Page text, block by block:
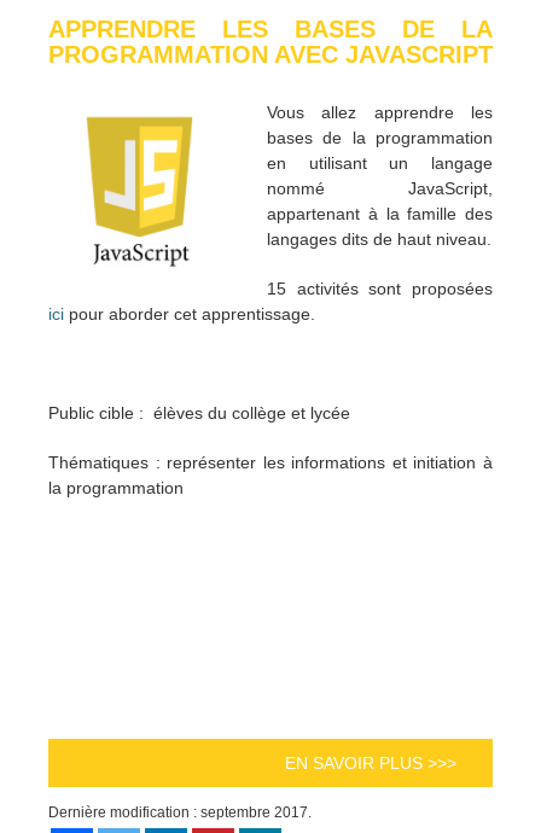
APPRENDRE LES BASES DE LA
PROGRAMMATION AVEC JAVASCRIPT
Vous allez apprendre les
bases de la programmation
en utilisant un langage
nommé JavaScript,
appartenant à la famille des
langages dits de haut niveau.
15 activités sont proposées
ici pour aborder cet apprentissage.
Public cible : élèves du collège et lycée
Thématiques : représenter les informations et initiation à
la programmation
EN SAVOIR PLUS >>>
Dernière modification : septembre 2017.